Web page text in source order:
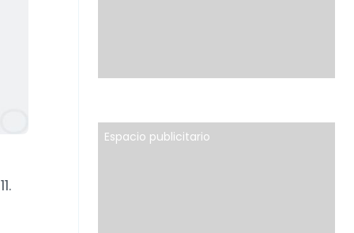
Espacio publicitario